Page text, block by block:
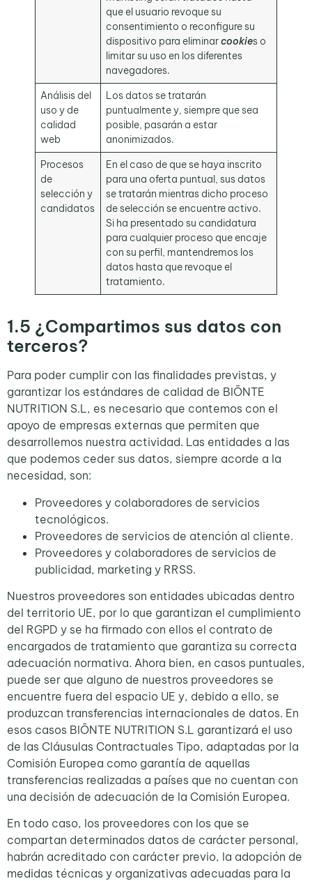
que el usuario revoque su
consentimiento o reconfigure su
dispositivo para eliminarcookies o
limitar su uso en los diferentes
navegadores.
Análisis del
uso y de
calidad
web
Los datos se tratarán
puntualmente y, siempre que sea
posible, pasarán a estar
anonimizados.
Procesos
de
selección y
candidatos
En el caso de que se haya inscrito
para una oferta puntual, sus datos
se tratarán mientras dicho proceso
de selección se encuentre activo.
Si ha presentado su candidatura
para cualquier proceso que encaje
con su perfil, mantendremos los
datos hasta que revoque el
tratamiento.
1.5 ¿Compartimos sus datos con
terceros?
Para poder cumplir con las finalidades previstas, y
garantizar los estándares de calidad de BIŌNTE
NUTRITION S.L, es necesario que contemos con el
apoyo de empresas externas que permiten que
desarrollemos nuestra actividad. Las entidades a las
que podemos ceder sus datos, siempre acorde a la
necesidad, son:
Proveedores y colaboradores de servicios
tecnológicos.
Proveedores de servicios de atención al cliente.
Proveedores y colaboradores de servicios de
publicidad, marketing y RRSS.
Nuestros proveedores son entidades ubicadas dentro
del territorio UE, por lo que garantizan el cumplimiento
del RGPD y se ha firmado con ellos el contrato de
encargados de tratamiento que garantiza su correcta
adecuación normativa. Ahora bien, en casos puntuales,
puede ser que alguno de nuestros proveedores se
encuentre fuera del espacio UE y, debido a ello, se
produzcan transferencias internacionales de datos. En
esos casos BIŌNTE NUTRITION S.L garantizará el uso
de las Cláusulas Contractuales Tipo, adaptadas por la
Comisión Europea como garantía de aquellas
transferencias realizadas a países que no cuentan con
una decisión de adecuación de la Comisión Europea.
En todo caso, los proveedores con los que se
compartan determinados datos de carácter personal,
habrán acreditado con carácter previo, la adopción de
medidas técnicas y organizativas adecuadas para la